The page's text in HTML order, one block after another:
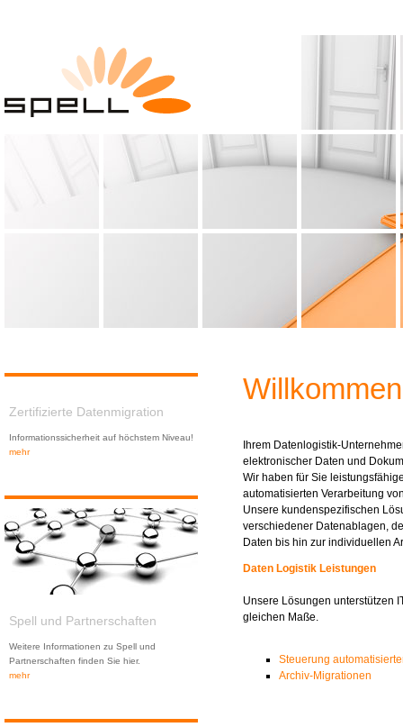
Zertifizierte Datenmigration
Informationssicherheit auf höchstem Niveau!
mehr
Spell und Partnerschaften
Weitere Informationen zu Spell und
Partnerschaften finden Sie hier.
mehr
Ihrem Datenlogistik-
elektronischer Daten und
Wir haben für Sie
automatisierten Verarbeitung
Unsere kundenspezifischen
verschiedener Datenablagen,
Daten bis hin zur individuellen
Daten Logistik Leistungen
Unsere Lösungen unterstützen
gleichen Maße.
Steuerung
Archiv-Migrationen